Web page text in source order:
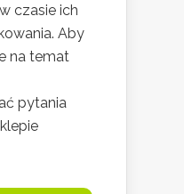
czasie ich
Aby
na temat
pytania